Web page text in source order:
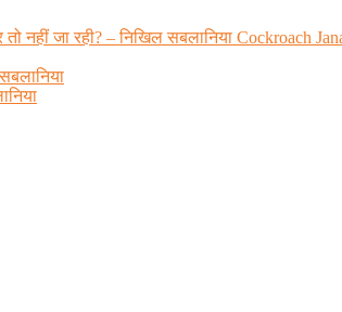
तो नहीं जा रही? – निखिल सबलानिया